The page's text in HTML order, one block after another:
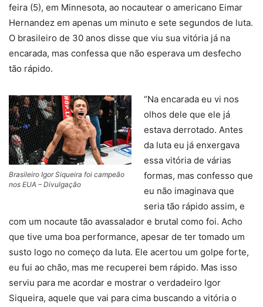
feira (5), em Minnesota, ao nocautear o americano Eimar
Hernandez em apenas um minuto e sete segundos de luta.
O brasileiro de 30 anos disse que viu sua vitória já na
encarada, mas confessa que não esperava um desfecho
tão rápido.
Brasileiro Igor Siqueira foi campeão
nos EUA – Divulgação
“Na encarada eu vi nos
olhos dele que ele já
estava derrotado. Antes
da luta eu já enxergava
essa vitória de várias
formas, mas confesso que
eu não imaginava que
seria tão rápido assim, e
com um nocaute tão avassalador e brutal como foi. Acho
que tive uma boa performance, apesar de ter tomado um
susto logo no começo da luta. Ele acertou um golpe forte,
eu fui ao chão, mas me recuperei bem rápido. Mas isso
serviu para me acordar e mostrar o verdadeiro Igor
Siqueira, aquele que vai para cima buscando a vitória o